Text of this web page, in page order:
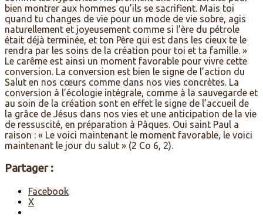
bien montrer aux hommes qu’ils se sacrifient. Mais toi
quand tu changes de vie pour un mode de vie sobre, agis
naturellement et joyeusement comme si l’ère du pétrole
était déjà terminée, et ton Père qui est dans les cieux te le
rendra par les soins de la création pour toi et ta famille. »
Le carême est ainsi un moment favorable pour vivre cette
conversion. La conversion est bien le signe de l’action du
Salut en nos cœurs comme dans nos vies concrètes. La
conversion à l’écologie intégrale, comme à la sauvegarde et
au soin de la création sont en effet le signe de l’accueil de
la grâce de Jésus dans nos vies et une anticipation de la vie
de ressuscité, en préparation à Pâques. Oui saint Paul a
raison : « Le voici maintenant le moment favorable, le voici
maintenant le jour du salut » (2 Co 6, 2).
Partager :
Facebook
X